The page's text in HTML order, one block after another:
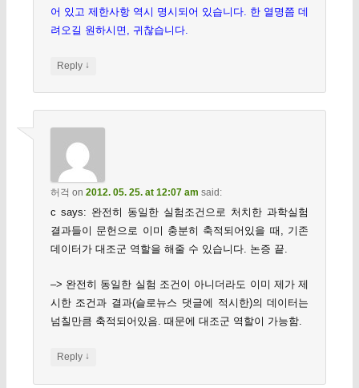
어 있고 제한사항 역시 명시되어 있습니다. 한 열명쯤 데
려오길 원하시면, 귀찮습니다.
Reply ↓
허걱 on 2012. 05. 25. at 12:07 am said:
c says: 완전히 동일한 실험조건으로 처치한 과학실험
결과들이 문헌으로 이미 충분히 축적되어있을 때, 기존
데이터가 대조군 역할을 해줄 수 있습니다. 논증 끝.
–> 완전히 동일한 실험 조건이 아니더라도 이미 제가 제
시한 조건과 결과(슬로뉴스 댓글에 적시한)의 데이터는
넘칠만큼 축적되어있음. 때문에 대조군 역할이 가능함.
Reply ↓